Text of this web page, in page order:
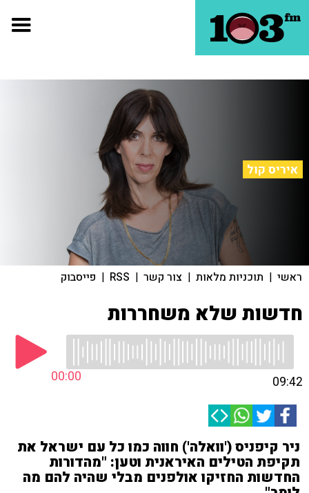
איריס קול
ראשי | תוכניות מלאות | צור קשר |
RSS
| פייסבוק
חדשות שלא משחררות
00:00 09:42
ניר קיפניס ('וואלה') חווה כמו כל עם ישראל את
תקיפת הטילים האיראנית וטען: "מהדורות
החדשות החזיקו אולפנים מבלי שהיה להם מה